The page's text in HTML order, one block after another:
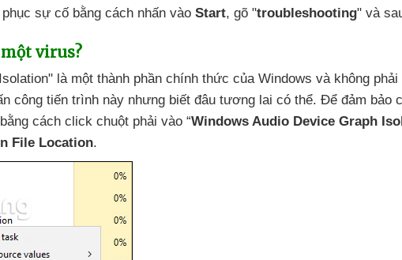
sự cố bằng cách nhấn vào Start, gõ "troubleshooting" và
virus?
là một thành phần chính thức của Windows và không
công tiến trình này nhưng biết đâu tương lai có thể. Để đảm bảo
cách click chuột phải vào “Windows Audio Device Graph
File Location.